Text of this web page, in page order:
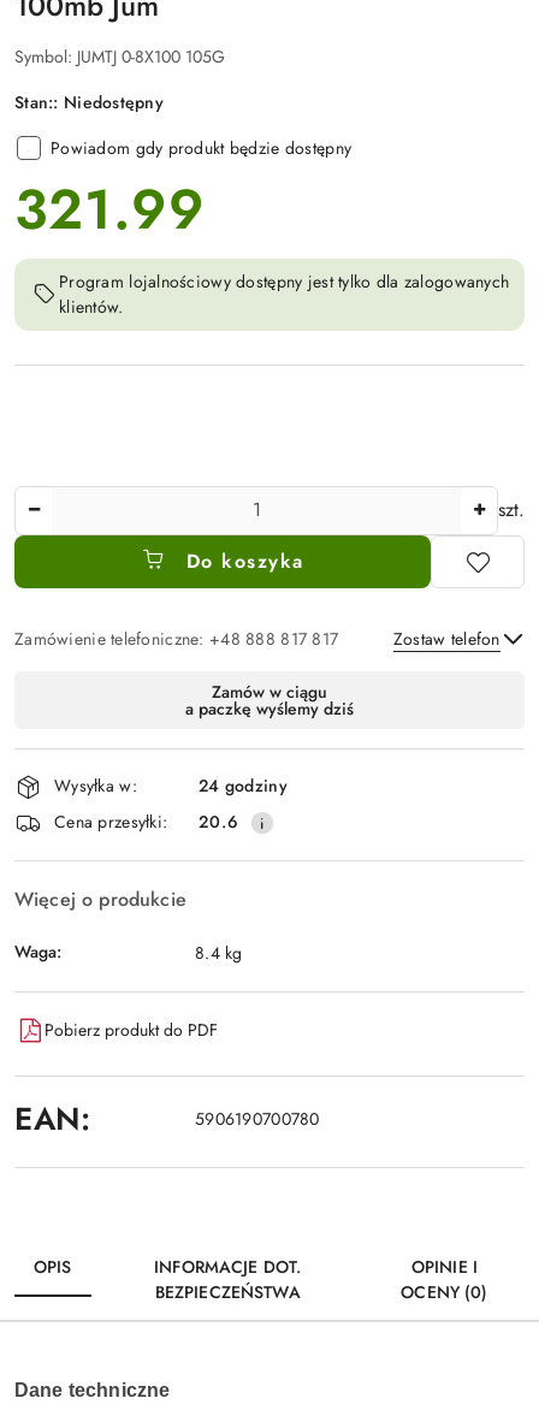
Symbol: JUMTJ 0-8X100 105G
Stan:: Niedostępny
Powiadom gdy produkt będzie dostępny
cena:
321.99
Program lojalnościowy dostępny jest tylko dla zalogowanych
klientów.
szt.
Do koszyka
Zamówienie telefoniczne: +48 888 817 817 Zostaw telefon
Wyślij
dostawa
Zamów w ciągu
a paczkę wyślemy dziś
Wysyłka w:
24 godziny
Cena przesyłki:
20.6
Więcej o produkcie
Waga: 8.4 kg
Pobierz produkt do PDF
EAN: 5906190700780
OPIS
INFORMACJE DOT.
BEZPIECZEŃSTWA
OPINIE I
OCENY (0)
Dane techniczne